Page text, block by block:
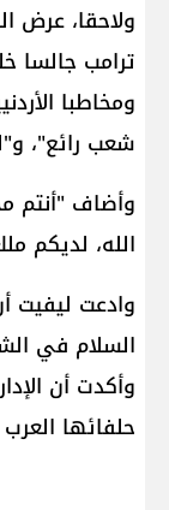
ولاحقا، عرض
ترامب جالسا
ومخاطبا
شعب رائع"،
وأضاف "أنتم
الله، لديكم
وادعت ليفيت
السلام في
وأكدت أن
حلفائها